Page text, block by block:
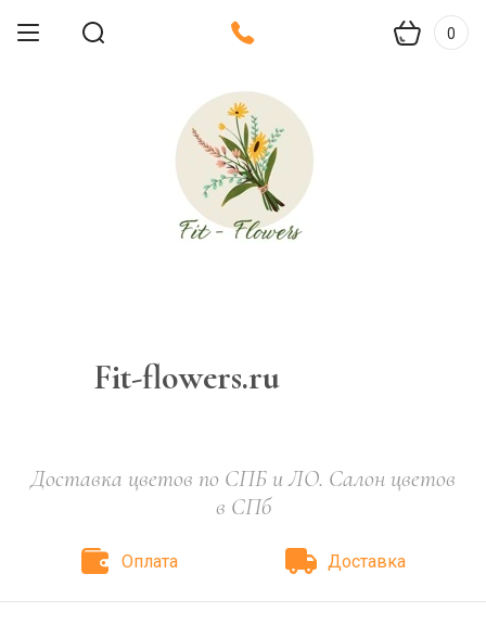
0
Fit-flowers.ru
Доставка цветов по СПБ и ЛО. Салон цветов
в СПб
Оплата Доставка